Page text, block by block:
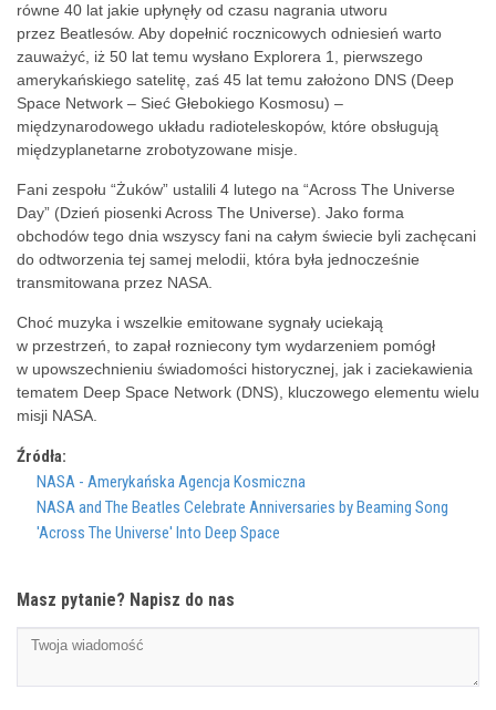
równe 40 lat jakie upłynęły od czasu nagrania utworu
przez Beatlesów. Aby dopełnić rocznicowych odniesień warto
zauważyć, iż 50 lat temu wysłano Explorera 1, pierwszego
amerykańskiego satelitę, zaś 45 lat temu założono DNS (Deep
Space Network – Sieć Głebokiego Kosmosu) –
międzynarodowego układu radioteleskopów, które obsługują
międzyplanetarne zrobotyzowane misje.
Fani zespołu “Żuków” ustalili 4 lutego na “Across The Universe
Day” (Dzień piosenki Across The Universe). Jako forma
obchodów tego dnia wszyscy fani na całym świecie byli zachęcani
do odtworzenia tej samej melodii, która była jednocześnie
transmitowana przez NASA.
Choć muzyka i wszelkie emitowane sygnały uciekają
w przestrzeń, to zapał rozniecony tym wydarzeniem pomógł
w upowszechnieniu świadomości historycznej, jak i zaciekawienia
tematem Deep Space Network (DNS), kluczowego elementu wielu
misji NASA.
Źródła:
NASA - Amerykańska Agencja Kosmiczna
NASA and The Beatles Celebrate Anniversaries by Beaming Song
'Across The Universe' Into Deep Space
Masz pytanie? Napisz do nas